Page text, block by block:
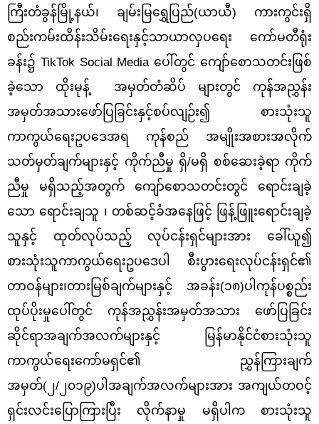
ကြီးတံခွန်မြို့နယ်၊ ချမ်းမြရွှေပြည်(ယာယီ) ကားကွင်းရှိ
စည်းကမ်းထိန်းသိမ်းရေးနှင့်သာယာလှပရေး ကော်မတီရုံး
ခန်း၌ TikTok Social Media ပေါ်တွင် ကျော်စောသတင်းဖြစ်
ခဲ့သော ထိုးမုန့် အမှတ်တံဆိပ် များတွင် ကုန်အညွှန်း
အမှတ်အသားဖော်ပြခြင်းနှင့်စပ်လျဉ်း၍ စားသုံးသူ
ကာကွယ်ရေးဥပဒေအရ ကုန်စည် အမျိုးအစားအလိုက်
သတ်မှတ်ချက်များနှင့် ကိုက်ညီမှု ရှိ/မရှိ စစ်ဆေးခဲ့ရာ ကိုက်
ညီမှု မရှိသည့်အတွက် ကျော်စောသတင်းတွင် ရောင်းချခဲ့
သော ရောင်းချသူ ၊ တစ်ဆင့်ခံအနေဖြင့် ဖြန့်ဖြူးရောင်းချခဲ့
သူနှင့် ထုတ်လုပ်သည့် လုပ်ငန်းရှင်များအား ခေါ်ယူ၍
စားသုံးသူကာကွယ်ရေးဥပဒေပါ စီးပွားရေးလုပ်ငန်းရှင်၏
တာဝန်များ၊တားမြစ်ချက်များနှင့် အခန်း(၁၈)ပါကုန်ပစ္စည်း
ထုပ်ပိုးမှုပေါ်တွင် ကုန်အညွှန်းအမှတ်အသား ဖော်ပြခြင်း
ဆိုင်ရာအချက်အလက်များနှင့် မြန်မာနိုင်ငံစားသုံးသူ
ကာကွယ်ရေးကော်မရှင်၏ ညွှန်ကြားချက်
အမှတ်(၂/၂၀၁၉)ပါအချက်အလက်များအား အကျယ်တဝင့်
ရှင်းလင်းပြောကြားပြီး လိုက်နာမှု မရှိပါက စားသုံးသူ